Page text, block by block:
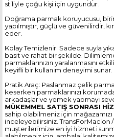
stiliyle çoğu kişi için uygundur.
Doğrama parmak koruyucusu,
yapılmıştır, güçlü ve güvenilirdir,
eder.
Kolay Temizlenir: Sadece suyla
basit ve rahat bir şekilde.
parmaklarınızın yaralanmasını
keyifli bir kullanım deneyimi sunar.
Pratik Araç: Paslanmaz çelik
keserken parmaklarınızı
arkadaşlar ve yemek yapmayı
MÜKEMMEL SATIŞ SONRASI
sahip olabilmeniz için
inceleyebilirsiniz. TransForMacion
müşterilerimize en iyi hizmeti